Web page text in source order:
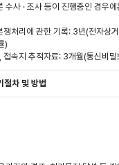
수사 · 조사 등이 진행중인 경우에
쟁처리에 관한 기록: 3년(전자상
)
접속지 추적자료: 3개월(통신비밀
절차 및 방법